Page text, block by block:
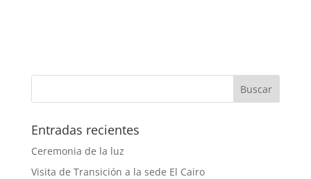
Entradas recientes
Ceremonia de la luz
Visita de Transición a la sede El Cairo